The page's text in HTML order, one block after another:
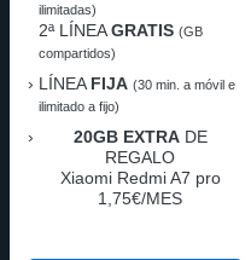
ilimitadas)
2ª LÍNEAGRATIS (GB
compartidos)
LÍNEA FIJA (30 min. a móvil e
ilimitado a fijo)
20GB EXTRADE
REGALO
Xiaomi Redmi A7 pro
1,75€/MES